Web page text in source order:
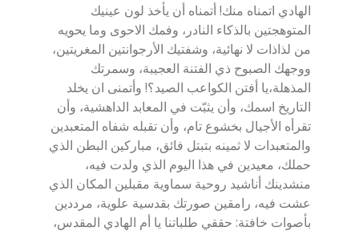
الهادي اتمناه منك! أتمناه أن يأخذ لون عينيك
المتوهجتين بالذكاء النادر، وفمك الاحوى وما يحويه
من لذاذات لا نهائية، وشفتيك الأرجوانتين المغريتين،
ووجهك الصبوح ذي الفتنة العجيبة، وسمرتك
المذهلة،يا أفتن الكواعب الصيد؟! وأتمنى ان يخلد
التاريخ اسمك، وأن يثبّت في المعابد الداهشية، وأن
تقرأه الأجيال بخشوع تام، وأن تقبله شفاه المتعبدين
والمتعبدات لا ثمينه بتبتل فائق، مباركين البطن الذي
حملك، معيدين في هذا اليوم الذي ولدت فيه،
منشدينك أناشيد روحية سماوية مقبلين المكان الذي
عشت فيه، رامقين صورتك بقدسية علوية، مرددين
بأصوات خافتة: حققي طلباتنا يا أم الهادي المقدس،